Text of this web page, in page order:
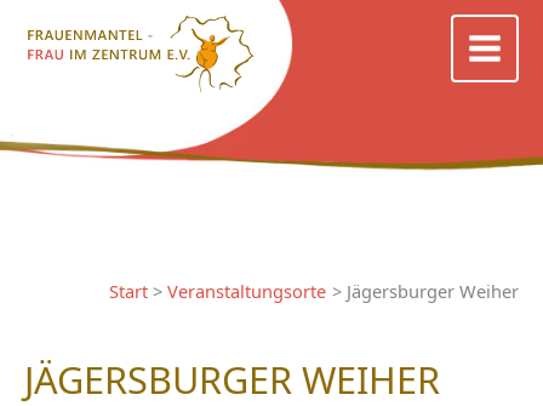
Inhalt
Start Veranstaltungsorte Jägersburger Weiher
JÄGERSBURGER WEIHER